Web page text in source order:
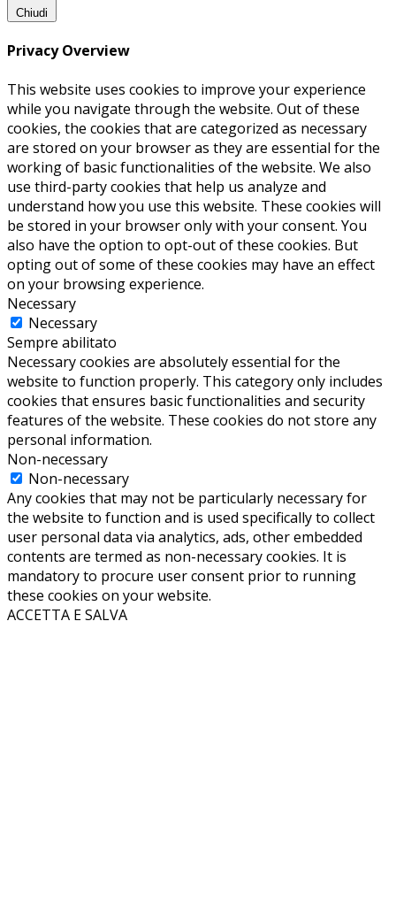
Chiudi
Privacy Overview
This website uses cookies to improve your experience
while you navigate through the website. Out of these
cookies, the cookies that are categorized as necessary
are stored on your browser as they are essential for the
working of basic functionalities of the website. We also
use third-party cookies that help us analyze and
understand how you use this website. These cookies will
be stored in your browser only with your consent. You
also have the option to opt-out of these cookies. But
opting out of some of these cookies may have an effect
on your browsing experience.
Necessary
Necessary
Sempre abilitato
Necessary cookies are absolutely essential for the
website to function properly. This category only includes
cookies that ensures basic functionalities and security
features of the website. These cookies do not store any
personal information.
Non-necessary
Non-necessary
Any cookies that may not be particularly necessary for
the website to function and is used specifically to collect
user personal data via analytics, ads, other embedded
contents are termed as non-necessary cookies. It is
mandatory to procure user consent prior to running
these cookies on your website.
ACCETTA E SALVA